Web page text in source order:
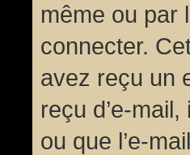
même ou par
connecter.
avez reçu un
reçu d’e-
ou que l’e-